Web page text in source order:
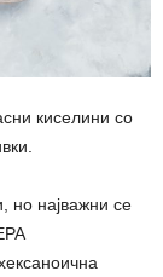
киселини со
но најважни се